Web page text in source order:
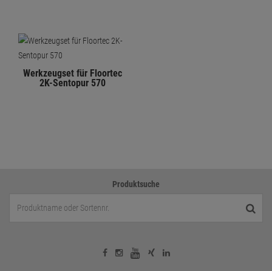
Werkzeugset für Floortec
2K-Sentopur 570
Produktsuche